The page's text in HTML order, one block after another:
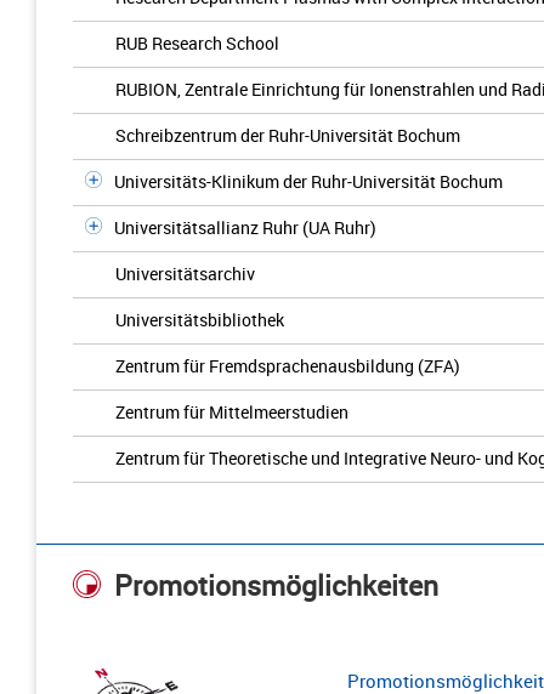
RUB Research School
RUBION, Zentrale Einrichtung für Ionenstrahlen und
Schreibzentrum der Ruhr-Universität Bochum
Universitäts-Klinikum der Ruhr-Universität Bochum
Universitätsallianz Ruhr (UA Ruhr)
Universitätsarchiv
Universitätsbibliothek
Zentrum für Fremdsprachenausbildung (ZFA)
Zentrum für Mittelmeerstudien
Zentrum für Theoretische und Integrative Neuro- und
Promotionsmöglichkeiten